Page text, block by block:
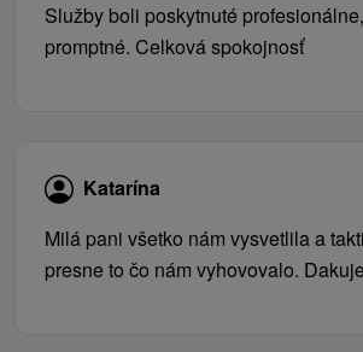
Služby boli poskytnuté
promptné. Celková spokojnosť
Katarína
Milá pani všetko nám vysvetlila a
presne to čo nám vyhovovalo.